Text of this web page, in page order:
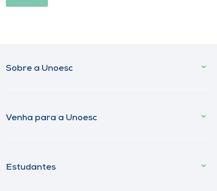
Sobre a Unoesc
Venha para a Unoesc
Estudantes